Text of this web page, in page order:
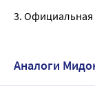
3. Официальная
Аналоги